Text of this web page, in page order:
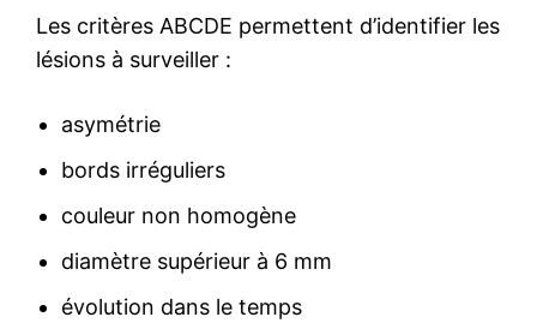
Les critères ABCDE permettent d’identifier les
lésions à surveiller :
asymétrie
bords irréguliers
couleur non homogène
diamètre supérieur à 6 mm
évolution dans le temps